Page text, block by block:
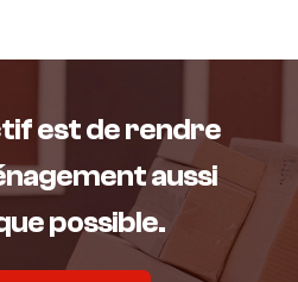
est de rendre
aussi
possible.